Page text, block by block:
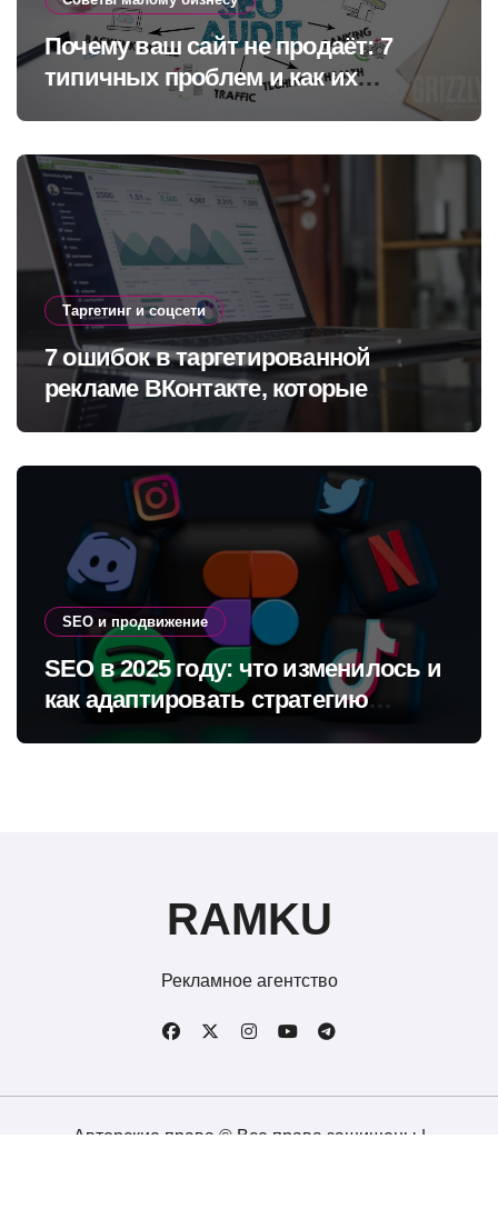
Почему ваш сайт не продаёт: 7
типичных проблем и как их
Таргетинг и соцсети
7 ошибок в таргетированной
рекламе ВКонтакте, которые
сливают бюджет
SEO и продвижение
SEO в 2025 году: что изменилось и
как адаптировать стратегию
продвижения
RAMKU
Рекламное агентство
Авторские права © Все права защищены |